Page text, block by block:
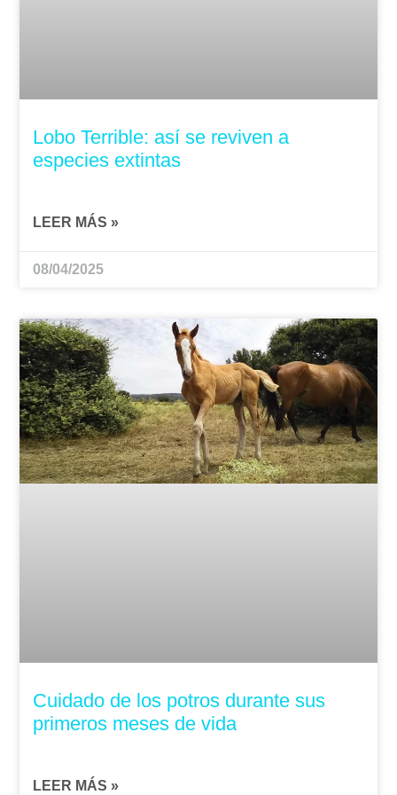
Lobo Terrible: así se reviven a
especies extintas
LEER MÁS »
08/04/2025
Cuidado de los potros durante sus
primeros meses de vida
LEER MÁS »